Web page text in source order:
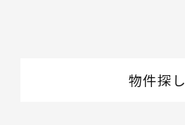
物件探し